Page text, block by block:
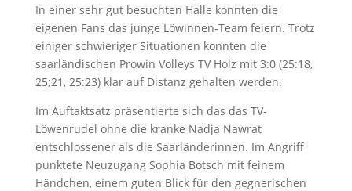
In einer sehr gut besuchten Halle konnten die
eigenen Fans das junge Löwinnen-Team feiern. Trotz
einiger schwieriger Situationen konnten die
saarländischen Prowin Volleys TV Holz mit 3:0 (25:18,
25;21, 25:23) klar auf Distanz gehalten werden.
Im Auftaktsatz präsentierte sich das das TV-
Löwenrudel ohne die kranke Nadja Nawrat
entschlossener als die Saarländerinnen. Im Angriff
punktete Neuzugang Sophia Botsch mit feinem
Händchen, einem guten Blick für den gegnerischen